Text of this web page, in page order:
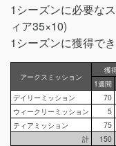
1シーズンに必要な
ィア35×10)
1シーズンに獲得で
アークスミッション
獲
1週間
デイリーミッション
70
ウィークリーミッション
5
ティアミッション
75
計
150